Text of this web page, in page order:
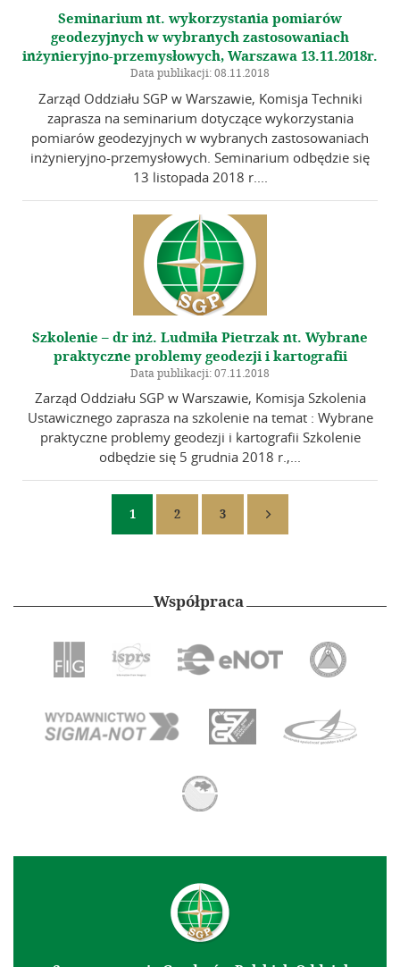
Seminarium nt. wykorzystania pomiarów
geodezyjnych w wybranych zastosowaniach
inżynieryjno-przemysłowych, Warszawa 13.11.2018r.
Data publikacji: 08.11.2018
Zarząd Oddziału SGP w Warszawie, Komisja Techniki
zaprasza na seminarium dotyczące wykorzystania
pomiarów geodezyjnych w wybranych zastosowaniach
inżynieryjno-przemysłowych. Seminarium odbędzie się
13 listopada 2018 r....
Szkolenie – dr inż. Ludmiła Pietrzak nt. Wybrane
praktyczne problemy geodezji i kartografii
Data publikacji: 07.11.2018
Zarząd Oddziału SGP w Warszawie, Komisja Szkolenia
Ustawicznego zaprasza na szkolenie na temat : Wybrane
praktyczne problemy geodezji i kartografii Szkolenie
odbędzie się 5 grudnia 2018 r.,...
1 2 3 
Współpraca